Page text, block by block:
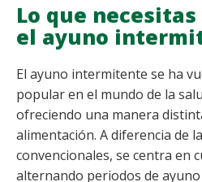
Lo que
el ayuno
El ayuno intermitente se ha
popular en el mundo de la
ofreciendo una manera
alimentación. A diferencia de
convencionales, se centra en
alternando periodos de